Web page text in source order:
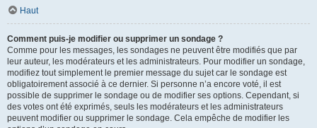
Haut
Comment puis-je modifier ou supprimer un sondage ?
Comme pour les messages, les sondages ne peuvent être modifiés que par
leur auteur, les modérateurs et les administrateurs. Pour modifier un sondage,
modifiez tout simplement le premier message du sujet car le sondage est
obligatoirement associé à ce dernier. Si personne n’a encore voté, il est
possible de supprimer le sondage ou de modifier ses options. Cependant, si
des votes ont été exprimés, seuls les modérateurs et les administrateurs
peuvent modifier ou supprimer le sondage. Cela empêche de modifier les